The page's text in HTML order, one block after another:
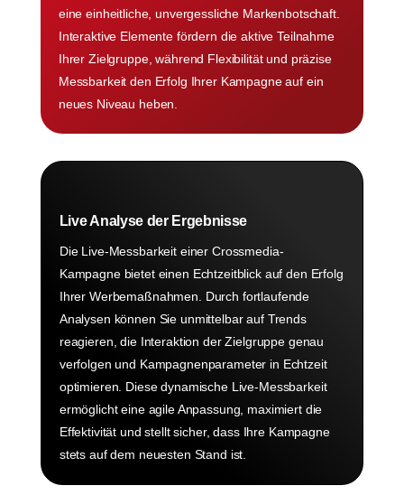
eine einheitliche, unvergessliche Markenbotschaft.
Interaktive Elemente fördern die aktive Teilnahme
Ihrer Zielgruppe, während Flexibilität und präzise
Messbarkeit den Erfolg Ihrer Kampagne auf ein
neues Niveau heben.
Live Analyse der Ergebnisse
Die Live-Messbarkeit einer Crossmedia-
Kampagne bietet einen Echtzeitblick auf den Erfolg
Ihrer Werbemaßnahmen. Durch fortlaufende
Analysen können Sie unmittelbar auf Trends
reagieren, die Interaktion der Zielgruppe genau
verfolgen und Kampagnenparameter in Echtzeit
optimieren. Diese dynamische Live-Messbarkeit
ermöglicht eine agile Anpassung, maximiert die
Effektivität und stellt sicher, dass Ihre Kampagne
stets auf dem neuesten Stand ist.